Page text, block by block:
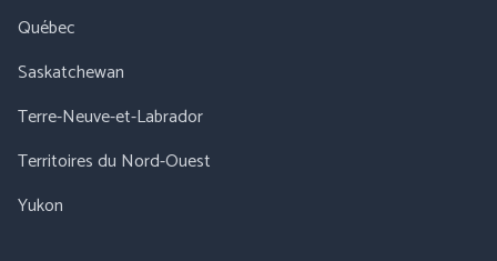
Québec
Saskatchewan
Terre-Neuve-et-Labrador
Territoires du Nord-Ouest
Yukon